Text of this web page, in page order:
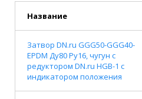
Название
Затвор DN.ru GGG50-GGG40-
EPDM Ду80 Ру16, чугун с
редуктором DN.ru HGB-1 с
индикатором положения